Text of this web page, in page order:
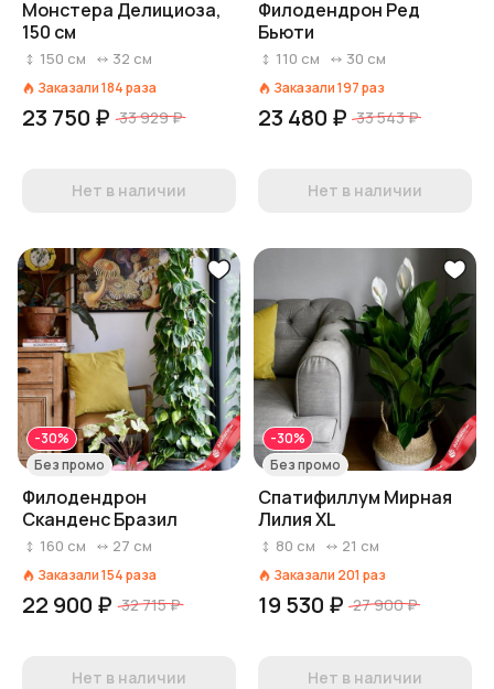
Монстера Делициоза,
150 см
150 см 32 см
Заказали184раза
23 750 ₽ 33 929 ₽
Нет в наличии
Филодендрон Ред
Бьюти
110 см 30 см
Заказали197раз
23 480 ₽ 33 543 ₽
Нет в наличии
-30%
Без промо
Филодендрон
Сканденс Бразил
160 см 27 см
Заказали154раза
22 900 ₽ 32 715 ₽
Нет в наличии
-30%
Без промо
Спатифиллум Мирная
Лилия XL
80 см 21 см
Заказали 201 раз
19 530 ₽ 27 900 ₽
Нет в наличии